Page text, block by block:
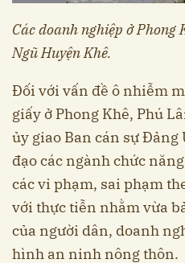
Các doanh nghiệp ở
Ngũ Huyện Khê.
Đối với vấn đề ô nhiễm
giấy ở Phong Khê, Phú
ủy giao Ban cán sự
đạo các ngành chức
các vi phạm, sai phạm
với thực tiễn nhằm vừa
của người dân, doanh
hình an ninh nông thôn.